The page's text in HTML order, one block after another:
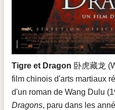
Tigre et Dragon 卧虎藏龙
film chinois d'arts martiaux
d'un roman de Wang Dulu
Dragons, paru dans les